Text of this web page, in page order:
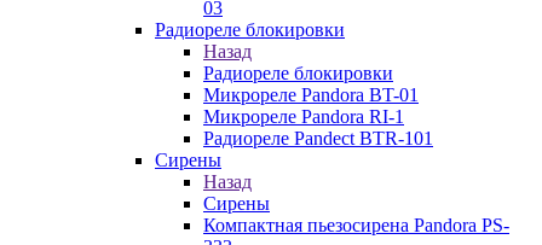
03
Радиореле блокировки
Назад
Радиореле блокировки
Микрореле Pandora BT-01
Микрореле Pandora RI-1
Радиореле Pandect BTR-101
Сирены
Назад
Сирены
Компактная пьезосирена Pandora PS-